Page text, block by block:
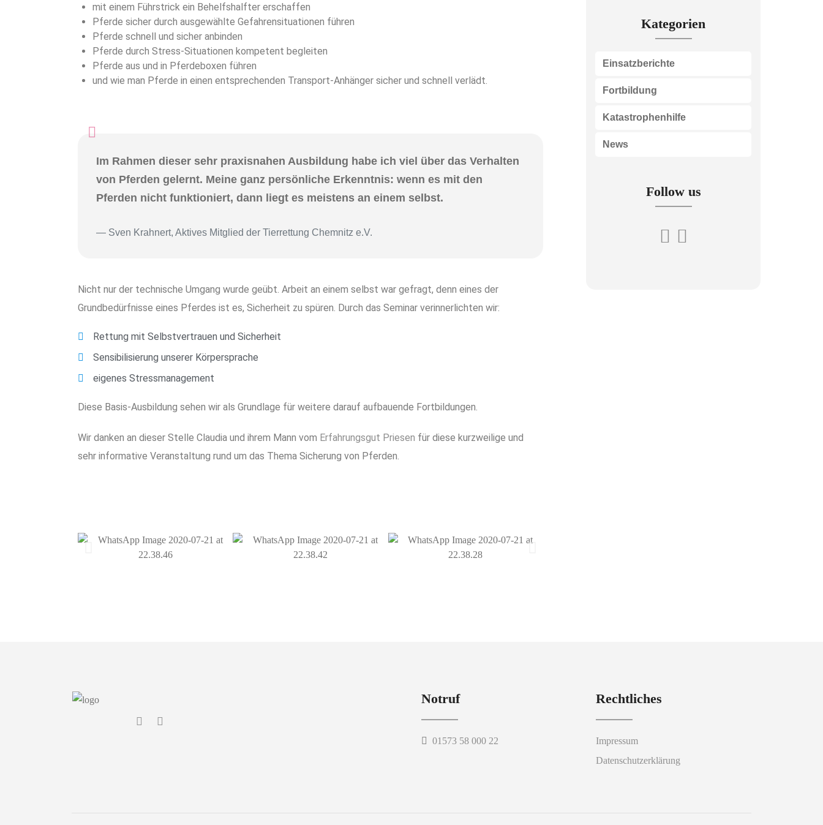
mit einem Führstrick ein Behelfshalfter erschaffen
Pferde sicher durch ausgewählte Gefahrensituationen führen
Pferde schnell und sicher anbinden
Pferde durch Stress-Situationen kompetent begleiten
Pferde aus und in Pferdeboxen führen
und wie man Pferde in einen entsprechenden Transport-Anhänger sicher und schnell verlädt.
Im Rahmen dieser sehr praxisnahen Ausbildung habe ich viel über das Verhalten
von Pferden gelernt. Meine ganz persönliche Erkenntnis: wenn es mit den
Pferden nicht funktioniert, dann liegt es meistens an einem selbst.
Sven Krahnert, Aktives Mitglied der Tierrettung Chemnitz e.V.
Nicht nur der technische Umgang wurde geübt. Arbeit an einem selbst war gefragt, denn eines der
Grundbedürfnisse eines Pferdes ist es, Sicherheit zu spüren. Durch das Seminar verinnerlichten wir:
Rettung mit Selbstvertrauen und Sicherheit
Sensibilisierung unserer Körpersprache
eigenes Stressmanagement
Diese Basis-Ausbildung sehen wir als Grundlage für weitere darauf aufbauende Fortbildungen.
Wir danken an dieser Stelle Claudia und ihrem Mann vom Erfahrungsgut Priesen für diese kurzweilige und
sehr informative Veranstaltung rund um das Thema Sicherung von Pferden.
Kategorien
Einsatzberichte
Fortbildung
Katastrophenhilfe
News
Follow us
Notruf
01573 58 000 22
Rechtliches
Impressum
Datenschutzerklärung